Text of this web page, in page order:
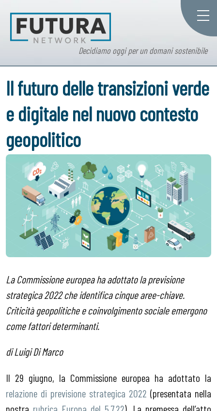
Decidiamo oggi per un domani sostenibile
Il futuro delle transizioni verde
e digitale nel nuovo contesto
geopolitico
La Commissione europea ha adottato la previsione
strategica 2022 che identifica cinque aree-chiave.
Criticità geopolitiche e coinvolgimento sociale emergono
come fattori determinanti.
di Luigi Di Marco
Il 29 giugno, la Commissione europea ha adottato la
relazione di previsione strategica 2022 (presentata nella
nostra rubrica Europa del 5.7.22). La premessa dell’atto